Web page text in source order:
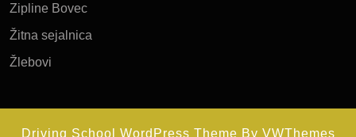
Zipline Bovec
Žitna sejalnica
Žlebovi
Driving School WordPress Theme By VWThemes